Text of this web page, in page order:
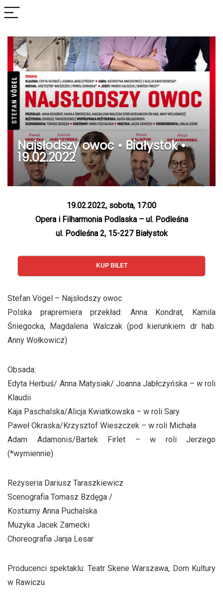
Najsłodszy owoc • Białystok •
19.02.2022
19.02.2022, sobota, 17:00
Opera i Filharmonia Podlaska – ul. Podleśna
ul. Podleśna 2, 15-227 Białystok
KUP BILET
Stefan Vögel – Najsłodszy owoc
Polska prapremiera przekład: Anna Kondrat, Kamila
Śniegocka, Magdalena Walczak (pod kierunkiem dr hab.
Anny Wołkowicz)
Obsada:
Edyta Herbuś/ Anna Matysiak/ Joanna Jabłczyńska – w roli
Klaudii
Kaja Paschalska/Alicja Kwiatkowska – w roli Sary
Paweł Okraska/Krzysztof Wieszczek – w roli Michała
Adam Adamonis/Bartek Firlet – w roli Jerzego
(*wymiennie)
Reżyseria Dariusz Taraszkiewicz
Scenografia Tomasz Bzdęga /
Kostiumy Anna Puchalska
Muzyka Jacek Zamecki
Choreografia Janja Lesar
Producenci spektaklu: Teatr Skene Warszawa, Dom Kultury
w Rawiczu